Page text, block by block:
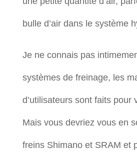
bulle d’air dans le système
Je ne connais pas
systèmes de freinage, les
d’utilisateurs sont faits pour
Mais vous devriez vous en
freins Shimano et SRAM et